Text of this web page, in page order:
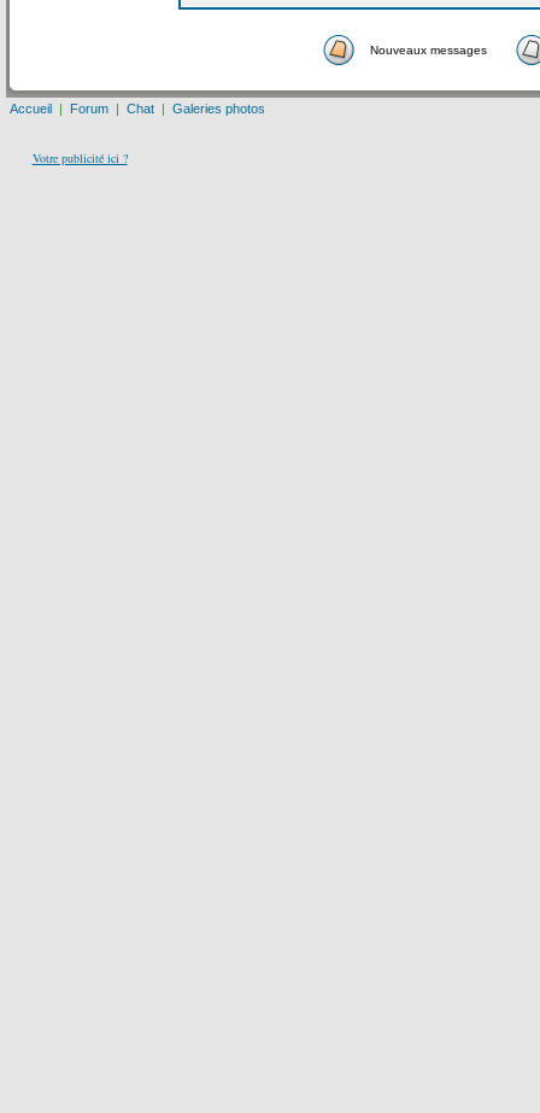
Nouveaux messages
Accueil | Forum | Chat | Galeries photos
Votre publicité ici ?